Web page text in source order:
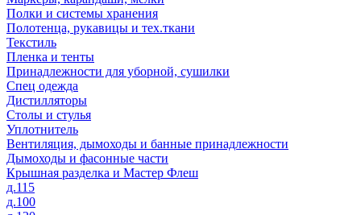
Полки и системы хранения
Полотенца, рукавицы и тех.ткани
Текстиль
Пленка и тенты
Принадлежности для уборной, сушилки
Спец одежда
Дистилляторы
Столы и стулья
Уплотнитель
Вентиляция, дымоходы и банные принадлежности
Дымоходы и фасонные части
Крышная разделка и Мастер Флеш
д.115
д.100